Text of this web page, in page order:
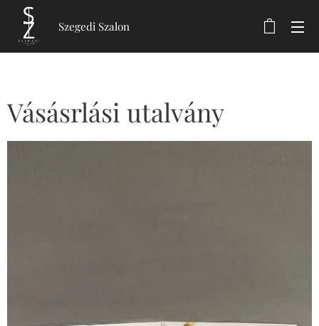
Szegedi Szalon
Vásásrlási utalvány